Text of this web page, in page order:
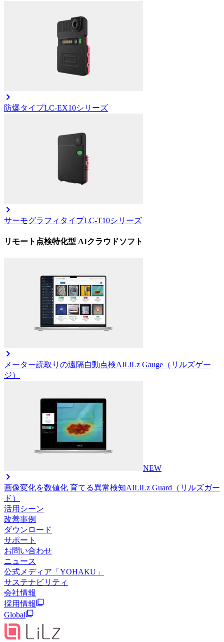
防爆タイプLC-EX10シリーズ
サーモグラフィタイプLC-T10シリーズ
リモート点検特化型 AIクラウドソフト
メーター読取りの遠隔自動点検AILiLz Gauge（リルズゲー
ジ）
NEW
画像変化を数値化 育てる異常検知AILiLz Guard（リルズガー
ド）
活用シーン
改善事例
ダウンロード
サポート
お問い合わせ
ニュース
公式メディア「YOHAKU」
サステナビリティ
会社情報
採用情報
Global